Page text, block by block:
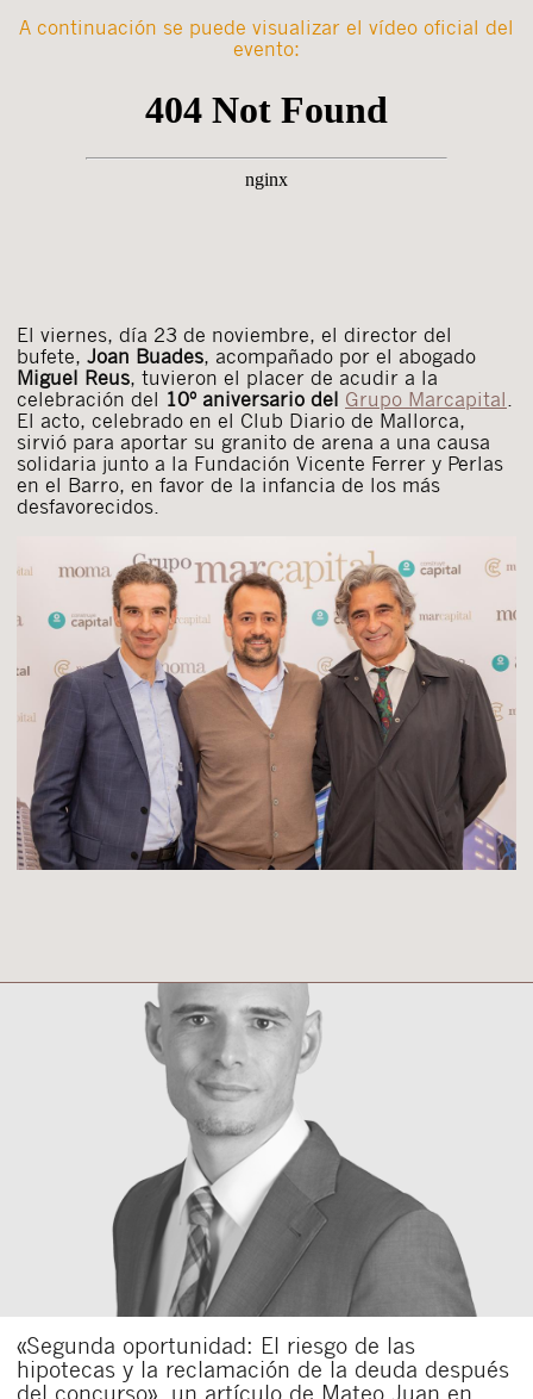
A continuación se puede visualizar el vídeo oficial del
evento:
El viernes, día 23 de noviembre, el director del
bufete, Joan Buades, acompañado por el abogado
Miguel Reus, tuvieron el placer de acudir a la
celebración del 10º aniversario del Grupo Marcapital
El acto, celebrado en el Club Diario de Mallorca,
sirvió para aportar su granito de arena a una causa
solidaria junto a la Fundación Vicente Ferrer y Perlas
en el Barro, en favor de la infancia de los más
desfavorecidos.
«Segunda oportunidad: El riesgo de las
hipotecas y la reclamación de la deuda después
del concurso», un artículo de Mateo Juan en